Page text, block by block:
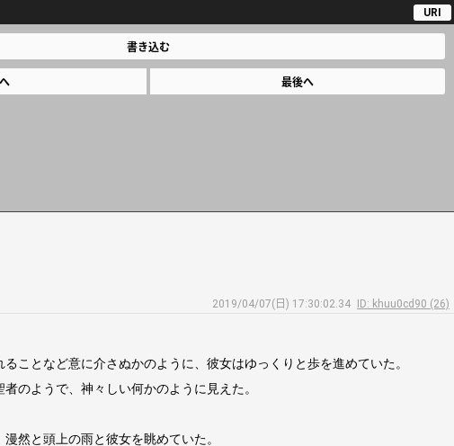
URI
書き込む
最後へ
2019/04/07(日) 17:30:02.34
ID: khuu0cd90 (26)
となど意に介さぬかのように、彼女はゆっくりと歩を進めていた。
のようで、神々しい何かのように見えた。
然と頭上の雨と彼女を眺めていた。